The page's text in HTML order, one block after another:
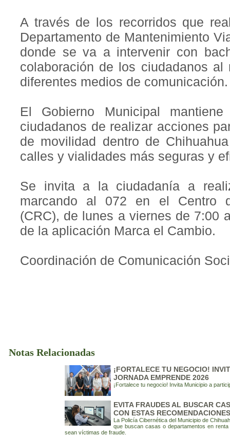
A través de los recorridos que
Departamento de Mantenimiento
donde se va a intervenir con
colaboración de los ciudadanos
diferentes medios de comunicación.
El Gobierno Municipal
ciudadanos de realizar acciones
de movilidad dentro de
calles y vialidades más seguras y
Se invita a la ciudadanía a
marcando al 072 en el Centro
(CRC), de lunes a viernes de 7:00
de la aplicación Marca el Cambio.
Coordinación de Comunicación
Notas Relacionadas
¡FORTALECE TU NEGOCIO!
JORNADA EMPRENDE 2026
¡Fortalece tu negocio! Invita Municipio a
EVITA FRAUDES AL BUSCAR
CON ESTAS
La Policía Cibernética del Municipio de
que buscan casas o departamentos en
sean víctimas de fraude.